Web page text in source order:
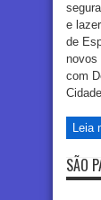
e
de
novos
com
Leia
SÃO